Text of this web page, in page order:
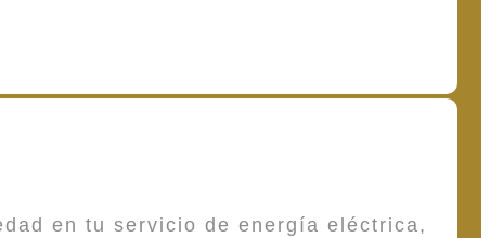
en tu servicio de energía eléctrica,